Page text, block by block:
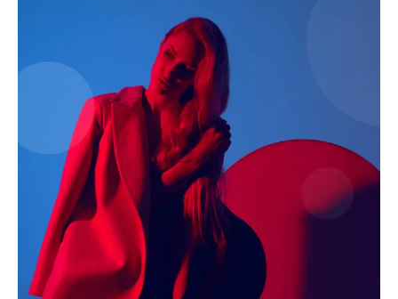
Contact us
Subscription Plans
My account